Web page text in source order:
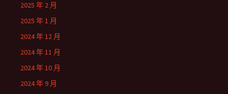
2025 年 2 月
2025 年 1 月
2024 年 12 月
2024 年 11 月
2024 年 10 月
2024 年 9 月